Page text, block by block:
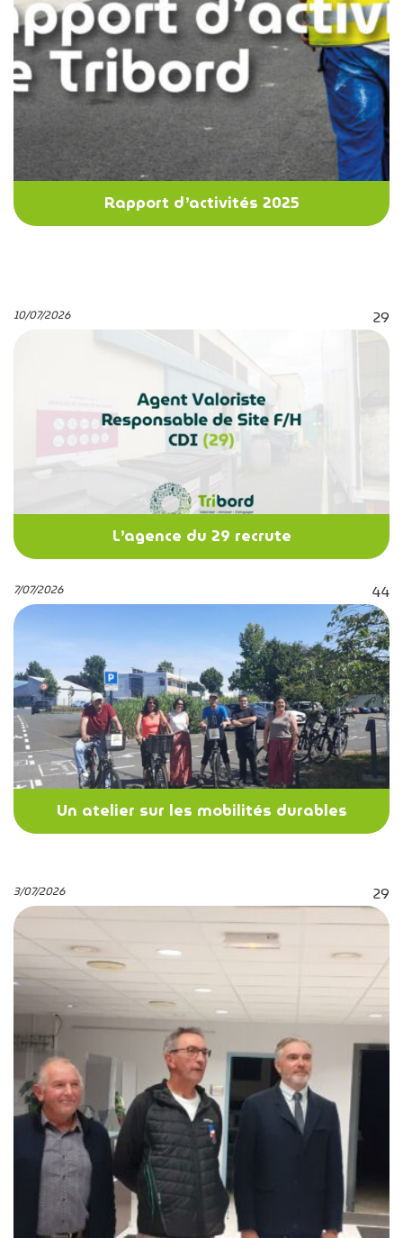
Rapport d’activités 2025
10/07/2026 29
L’agence du 29 recrute
7/07/2026 44
Un atelier sur les mobilités durables
3/07/2026 29